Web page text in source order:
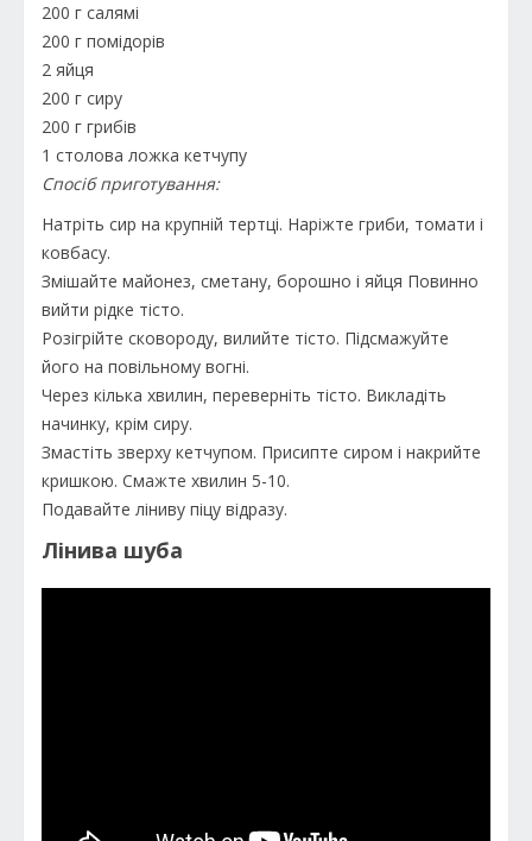
200 г салямі
200 г помідорів
2 яйця
200 г сиру
200 г грибів
1 столова ложка кетчупу
Спосіб приготування:
Натріть сир на крупній тертці. Наріжте гриби, томати і
ковбасу.
Змішайте майонез, сметану, борошно і яйця Повинно
вийти рідке тісто.
Розігрійте сковороду, вилийте тісто. Підсмажуйте
його на повільному вогні.
Через кілька хвилин, переверніть тісто. Викладіть
начинку, крім сиру.
Змастіть зверху кетчупом. Присипте сиром і накрийте
кришкою. Смажте хвилин 5-10.
Подавайте ліниву піцу відразу.
Лінива шуба